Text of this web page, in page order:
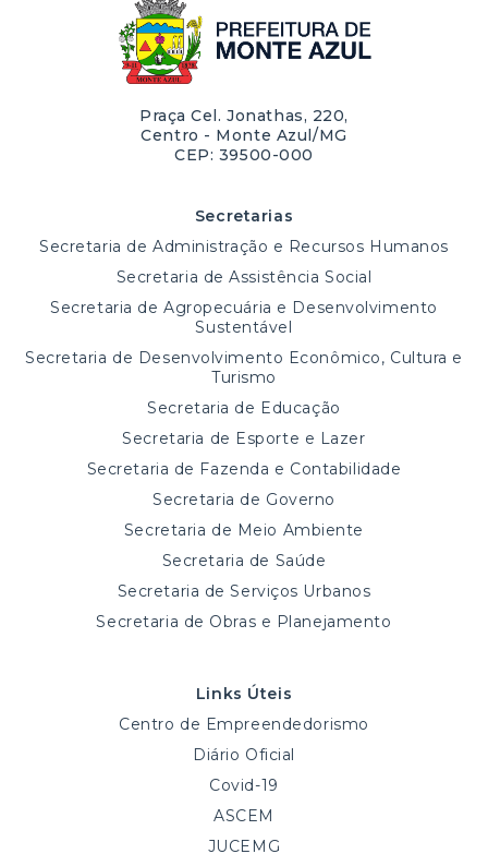
Praça Cel. Jonathas, 220,
Centro - Monte Azul/MG
CEP: 39500-000
Secretarias
Secretaria de Administração e Recursos Humanos
Secretaria de Assistência Social
Secretaria de Agropecuária e Desenvolvimento
Sustentável
Secretaria de Desenvolvimento Econômico, Cultura e
Turismo
Secretaria de Educação
Secretaria de Esporte e Lazer
Secretaria de Fazenda e Contabilidade
Secretaria de Governo
Secretaria de Meio Ambiente
Secretaria de Saúde
Secretaria de Serviços Urbanos
Secretaria de Obras e Planejamento
Links Úteis
Centro de Empreendedorismo
Diário Oficial
Covid-19
ASCEM
JUCEMG